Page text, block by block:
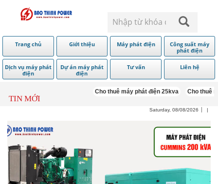
Trang chủ Giới thiệu Máy phát điện
Công suất máy
phát điện
Dịch vụ máy phát
điện
Dự án máy phát
điện
Tư vấn Liên hệ
TIN MỚI
Cho thuê máy phát điện 25kva Cho thuê
Saturday, 08/08/2026 |